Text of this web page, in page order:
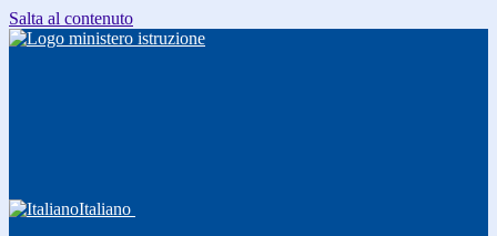
Salta al contenuto
Italiano